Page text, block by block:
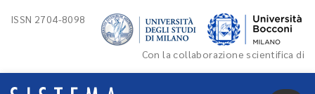
ISSN 2704-8098
Con la collaborazione scientifica di